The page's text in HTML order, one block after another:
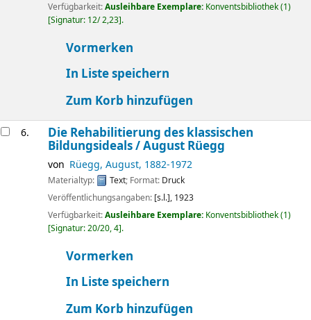
Verfügbarkeit:Ausleihbare Exemplare: Konventsbibliothek(1)
Signatur: 12/ 2,23 .
Vormerken
In Liste speichern
Zum Korb hinzufügen
6. Die Rehabilitierung des klassischen
Bildungsideals /August Rüegg
von Rüegg, August, 1882-1972
Materialtyp: Text; Format: Druck
Veröffentlichungsangaben: [s.l.], 1923
Verfügbarkeit:Ausleihbare Exemplare: Konventsbibliothek(1)
Signatur:20/20, 4 .
Vormerken
In Liste speichern
Zum Korb hinzufügen